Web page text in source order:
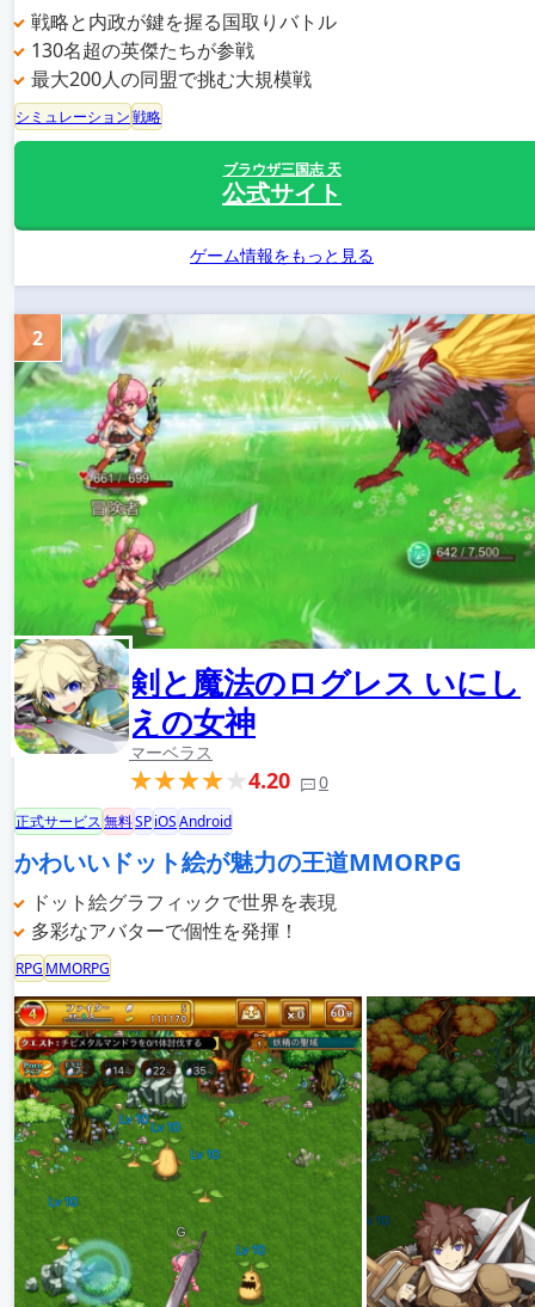
戦略と内政が鍵を握る国取りバトル
130名超の英傑たちが参戦
最大200人の同盟で挑む大規模戦
シミュレーション戦略
ブラウザ三国志 天
公式サイト
ゲーム情報をもっと見る
剣と魔法のログレス いにし
えの女神
マーベラス
4.20 0
2
正式サービス無料SPiOSAndroid
かわいいドット絵が魅力の王道MMORPG
ドット絵グラフィックで世界を表現
多彩なアバターで個性を発揮！
RPG MMORPG